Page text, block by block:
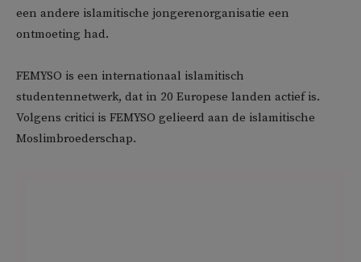
een andere islamitische jongerenorganisatie een
ontmoeting had.
FEMYSO is een internationaal islamitisch
studentennetwerk, dat in 20 Europese landen actief is.
Volgens critici is FEMYSO gelieerd aan de islamitische
Moslimbroederschap.